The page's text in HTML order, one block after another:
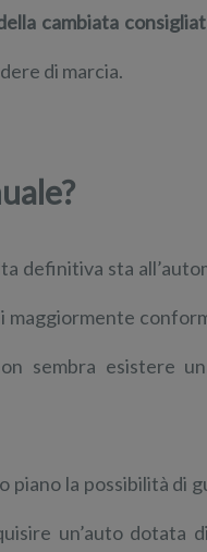
cambiata
di marcia.
definitiva sta
maggiormente
sembra esistere
piano la possibilità di
un’auto dotata di